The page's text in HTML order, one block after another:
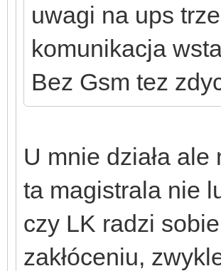
uwagi na ups
komunikacja
Bez Gsm tez
U mnie działa
ta magistrala nie
czy LK radzi
zakłóceniu,